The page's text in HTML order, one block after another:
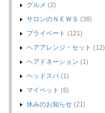
グルメ (2)
サロンのＮＥＷＳ (38)
プライベート (121)
ヘアアレンジ・セット (12)
ヘアドネーション (1)
ヘッドスパ (1)
マイペット (6)
休みのお知らせ (21)